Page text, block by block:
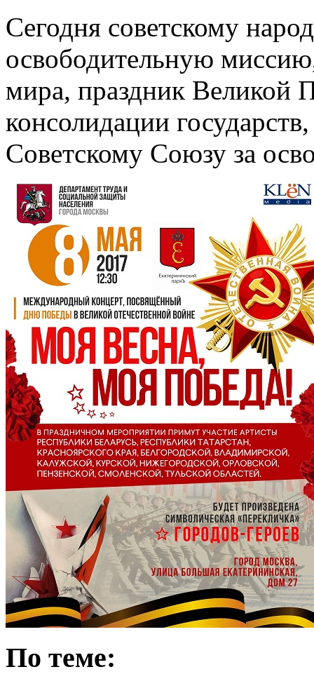
Сегодня советскому
освободительную
мира, праздник Великой
консолидации
Советскому Союзу за
По теме: